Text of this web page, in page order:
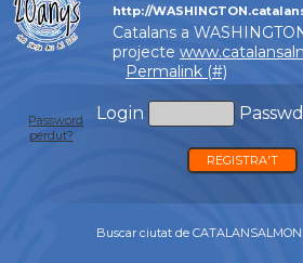
http://
Catalans a
projecte
Permalink (#)
Login Passwd
Password
perdut?
REGISTRA'T
Buscar ciutat de CATALANSALMON: